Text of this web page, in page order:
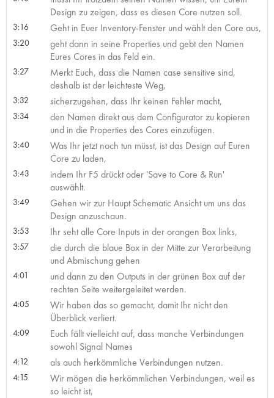
Design zu zeigen, dass es diesen Core nutzen soll.
3:16 Geht in Euer Inventory-Fenster und wählt den Core aus,
3:20
geht dann in seine Properties und gebt den Namen
Eures Cores in das Feld ein.
3:27
Merkt Euch, dass die Namen case sensitive sind,
deshalb ist der leichteste Weg,
3:32 sicherzugehen, dass Ihr keinen Fehler macht,
3:34
den Namen direkt aus dem Configurator zu kopieren
und in die Properties des Cores einzufügen.
3:40
Was Ihr jetzt noch tun müsst, ist das Design auf Euren
Core zu laden,
3:43
indem Ihr F5 drückt oder 'Save to Core & Run'
auswählt.
3:49
Gehen wir zur Haupt Schematic Ansicht um uns das
Design anzuschaun.
3:53 Ihr seht alle Core Inputs in der orangen Box links,
3:57
die durch die blaue Box in der Mitte zur Verarbeitung
und Abmischung gehen
4:01
und dann zu den Outputs in der grünen Box auf der
rechten Seite weitergeleitet werden.
4:05
Wir haben das so gemacht, damit Ihr nicht den
Überblick verliert.
4:09
Euch fällt vielleicht auf, dass manche Verbindungen
sowohl Signal Names
4:12 als auch herkömmliche Verbindungen nutzen.
4:15
Wir mögen die herkömmlichen Verbindungen, weil es
so leicht ist,